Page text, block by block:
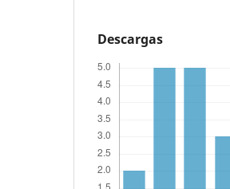
Descargas